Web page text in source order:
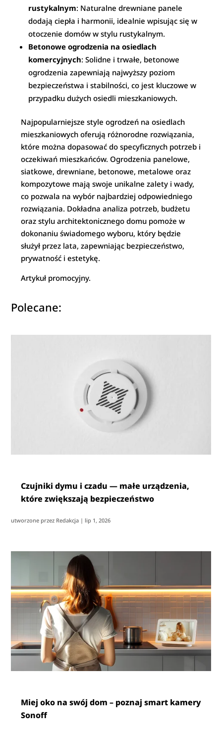
rustykalnym: Naturalne drewniane panele
dodają ciepła i harmonii, idealnie wpisując się w
otoczenie domów w stylu rustykalnym.
Betonowe ogrodzenia na osiedlach
komercyjnych: Solidne i trwałe, betonowe
ogrodzenia zapewniają najwyższy poziom
bezpieczeństwa i stabilności, co jest kluczowe w
przypadku dużych osiedli mieszkaniowych.
Najpopularniejsze style ogrodzeń na osiedlach
mieszkaniowych oferują różnorodne rozwiązania,
które można dopasować do specyficznych potrzeb i
oczekiwań mieszkańców. Ogrodzenia panelowe,
siatkowe, drewniane, betonowe, metalowe oraz
kompozytowe mają swoje unikalne zalety i wady,
co pozwala na wybór najbardziej odpowiedniego
rozwiązania. Dokładna analiza potrzeb, budżetu
oraz stylu architektonicznego domu pomoże w
dokonaniu świadomego wyboru, który będzie
służył przez lata, zapewniając bezpieczeństwo,
prywatność i estetykę.
Artykuł promocyjny.
Polecane:
Czujniki dymu i czadu — małe urządzenia,
które zwiększają bezpieczeństwo
utworzone przez Redakcja | lip 1, 2026
Miej oko na swój dom – poznaj smart kamery
Sonoff